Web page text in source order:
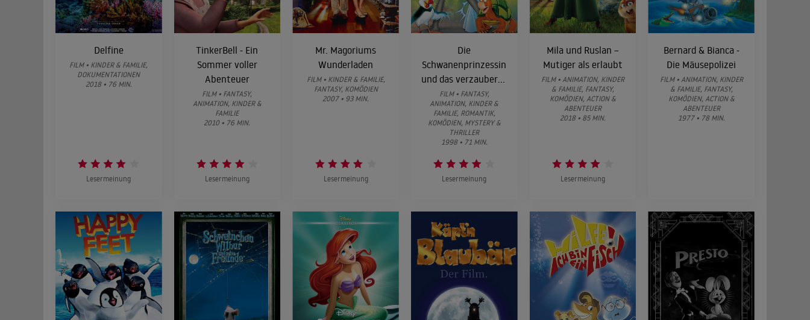
Delfine
FILM • KINDER & FAMILIE,
DOKUMENTATIONEN
2018 • 76 MIN.
Lesermeinung
TinkerBell - Ein
Sommer voller
Abenteuer
FILM • FANTASY,
ANIMATION, KINDER &
FAMILIE
2010 • 76 MIN.
Lesermeinung
Mr. Magoriums
Wunderladen
FILM • KINDER & FAMILIE,
FANTASY, KOMÖDIEN
2007 • 93 MIN.
Lesermeinung
Die
Schwanenprinzessin
und das verzauberte
Königreich
FILM • FANTASY,
ANIMATION, KINDER &
FAMILIE, ROMANTIK,
KOMÖDIEN, MYSTERY &
THRILLER
1998 • 71 MIN.
Lesermeinung
Mila und Ruslan –
Mutiger als erlaubt
FILM • ANIMATION, KINDER
& FAMILIE, FANTASY,
KOMÖDIEN, ACTION &
ABENTEUER
2018 • 85 MIN.
Lesermeinung
Bernard & Bianca -
Die Mäusepolizei
FILM • ANIMATION, KINDER
& FAMILIE, FANTASY,
KOMÖDIEN, ACTION &
ABENTEUER
1977 • 78 MIN.